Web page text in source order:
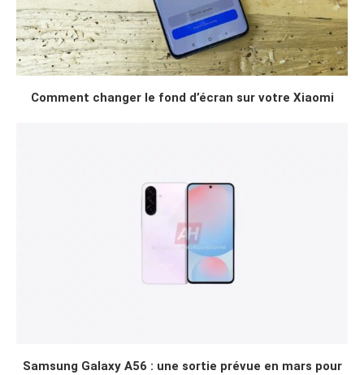
Comment changer le fond d’écran sur votre Xiaomi
Samsung Galaxy A56 : une sortie prévue en mars pour